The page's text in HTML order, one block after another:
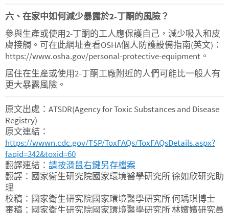
六、在家中如何減少暴露於2-丁酮的風險？
參與生產或使用2-丁酮的工人應保護自己，減少吸入和皮
膚接觸。可在此網址查看OSHA個人防護設備指南(英文)：
https://www.osha.gov/personal-protective-equipment。
居住在生產或使用2-丁酮工廠附近的人們可能比一般人有
更大暴露風險。
原文出處：ATSDR(Agency for Toxic Substances and Disease
Registry)
原文連結：
https://wwwn.cdc.gov/TSP/ToxFAQs/ToxFAQsDetails.aspx?
faqid=342&toxid=60
翻譯連結： 請按滑鼠右鍵另存檔案
翻譯：國家衛生研究院國家環境醫學研究所 徐如欣研究助
理
校稿：國家衛生研究院國家環境醫學研究所 何瑀琪博士
審稿：國家衛生研究院國家環境醫學研究所 林嬪嬪研究員